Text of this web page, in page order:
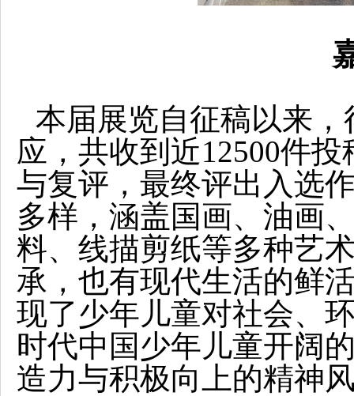
本届展览自征稿以来
应，共收到近12500件
与复评，最终评出入选
多样，涵盖国画、油画
料、线描剪纸等多种艺
承，也有现代生活的鲜
现了少年儿童对社会、
时代中国少年儿童开阔
造力与积极向上的精神